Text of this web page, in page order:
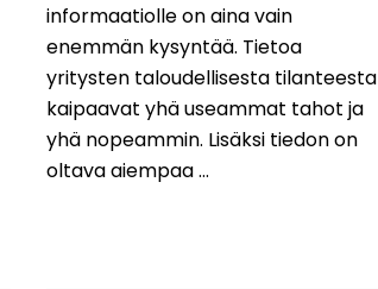
informaatiolle on aina vain
enemmän kysyntää. Tietoa
yritysten taloudellisesta tilanteesta
kaipaavat yhä useammat tahot ja
yhä nopeammin. Lisäksi tiedon on
oltava aiempaa ...